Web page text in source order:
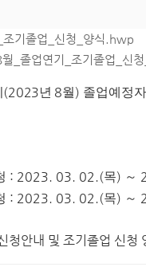
조기졸업_신청_양식.hwp
_졸업연기_조기졸업_신
(2023년 8월) 졸업예정
: 2023. 03. 02.(목) ～
: 2023. 03. 02.(목) ～
청안내 및 조기졸업 신청